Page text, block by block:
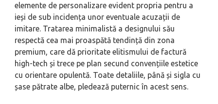
elemente de personalizare evident propria pentru a
ieși de sub incidența unor eventuale acuzații de
imitare. Tratarea minimalistă a designului său
respectă cea mai proaspătă tendință din zona
premium, care dă prioritate elitismului de factură
high-tech și trece pe plan secund convențiile estetice
cu orientare opulentă. Toate detaliile, până și sigla cu
șase pătrate albe, pledează puternic în acest sens.